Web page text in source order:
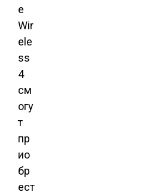
e
Wir
ele
ss
4
см
огу
т
пр
ио
бр
ест